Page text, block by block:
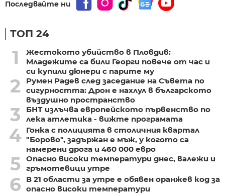
Последвайте ни
ТОП 24
1
Жестокото убийство в Пловдив:
Младежите са били Георги повече от час и
си купили дюнери с парите му
2
Румен Радев след заседание на Съвета по
сигурността: Дрон е нахлул в българското
въздушно пространство
3
БНТ излъчва европейското първенство по
лека атлетика - вижте програмата
4 Гонка с полицията в столичния квартал
"Борово", задържан е мъж, у когото са
намерени дрога и 460 000 евро
5 Опасно високи температури днес, валежи и
гръмотевици утре
6
В 21 области за утре е обявен оранжев код за
опасно високи температури